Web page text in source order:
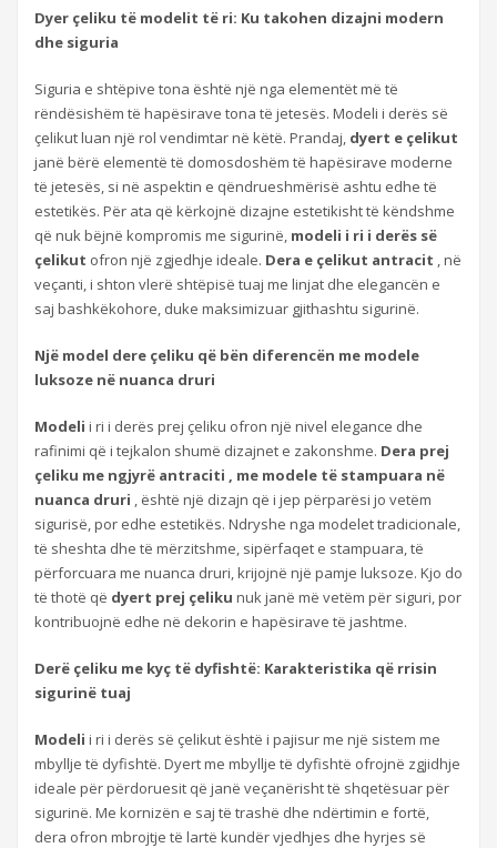
Dyer çeliku të modelit të ri: Ku takohen dizajni modern
dhe siguria
Siguria e shtëpive tona është një nga elementët më të
rëndësishëm të hapësirave tona të jetesës. Modeli i derës së
çelikut luan një rol vendimtar në këtë. Prandaj, dyert e çelikut
janë bërë elementë të domosdoshëm të hapësirave moderne
të jetesës, si në aspektin e qëndrueshmërisë ashtu edhe të
estetikës. Për ata që kërkojnë dizajne estetikisht të këndshme
që nuk bëjnë kompromis me sigurinë, modeli i ri i derës së
çelikut ofron një zgjedhje ideale. Dera e çelikut antracit , në
veçanti, i shton vlerë shtëpisë tuaj me linjat dhe elegancën e
saj bashkëkohore, duke maksimizuar gjithashtu sigurinë.
Një model dere çeliku që bën diferencën me modele
luksoze në nuanca druri
Modeli i ri i derës prej çeliku ofron një nivel elegance dhe
rafinimi që i tejkalon shumë dizajnet e zakonshme. Dera prej
çeliku me ngjyrë antraciti , me modele të stampuara në
nuanca druri , është një dizajn që i jep përparësi jo vetëm
sigurisë, por edhe estetikës. Ndryshe nga modelet tradicionale,
të sheshta dhe të mërzitshme, sipërfaqet e stampuara, të
përforcuara me nuanca druri, krijojnë një pamje luksoze. Kjo do
të thotë që dyert prej çeliku nuk janë më vetëm për siguri, por
kontribuojnë edhe në dekorin e hapësirave të jashtme.
Derë çeliku me kyç të dyfishtë: Karakteristika që rrisin
sigurinë tuaj
Modeli i ri i derës së çelikut është i pajisur me një sistem me
mbyllje të dyfishtë. Dyert me mbyllje të dyfishtë ofrojnë zgjidhje
ideale për përdoruesit që janë veçanërisht të shqetësuar për
sigurinë. Me kornizën e saj të trashë dhe ndërtimin e fortë,
dera ofron mbrojtje të lartë kundër vjedhjes dhe hyrjes së